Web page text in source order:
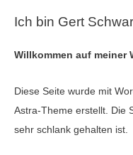
Ich bin Gert
Willkommen auf meiner
Diese Seite wurde mit
Astra-Theme erstellt. Die
sehr schlank gehalten ist.